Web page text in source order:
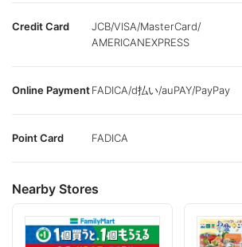
Credit Card
JCB/VISA/MasterCard/
AMERICANEXPRESS
Online PaymentFADICA/d払い/auPAY/PayPay
Point Card FADICA
Nearby Stores